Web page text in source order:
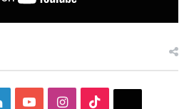
LinkedInYouTubeInstagram